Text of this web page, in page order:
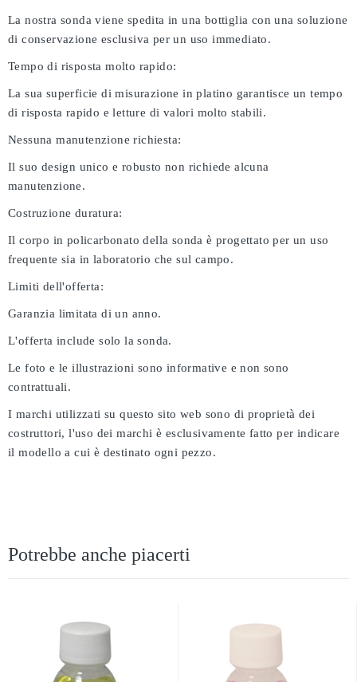
La nostra sonda viene spedita in una bottiglia con una soluzione
di conservazione esclusiva per un uso immediato.
Tempo di risposta molto rapido:
La sua superficie di misurazione in platino garantisce un tempo
di risposta rapido e letture di valori molto stabili.
Nessuna manutenzione richiesta:
Il suo design unico e robusto non richiede alcuna
manutenzione.
Costruzione duratura:
Il corpo in policarbonato della sonda è progettato per un uso
frequente sia in laboratorio che sul campo.
Limiti dell'offerta:
Garanzia limitata di un anno.
L'offerta include solo la sonda.
Le foto e le illustrazioni sono informative e non sono
contrattuali.
I marchi utilizzati su questo sito web sono di proprietà dei
costruttori, l'uso dei marchi è esclusivamente fatto per indicare
il modello a cui è destinato ogni pezzo.
Potrebbe anche piacerti